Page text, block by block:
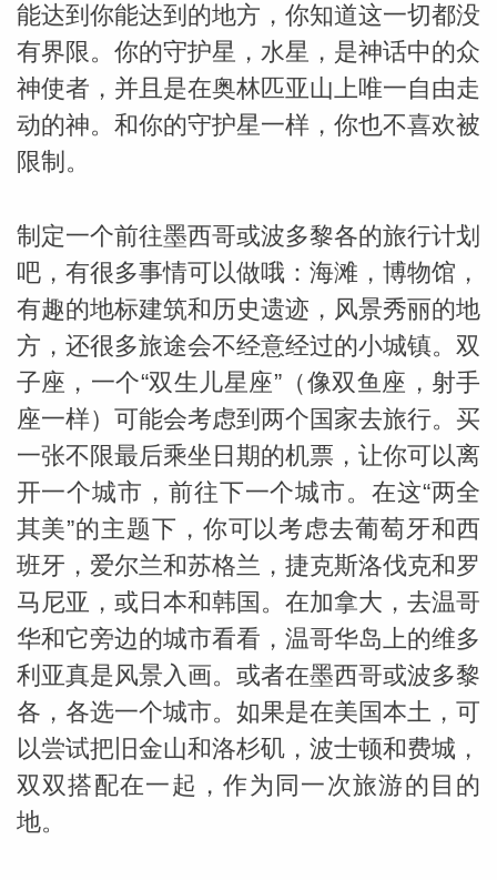
网_苏珊
米勒
能达到你能达到的地方，你知道这一切都没
有界限。你的守护星，水星，是神话中的众
神使者，并且是在奥林匹亚山上唯一自由走
动的神。和你的守护星一样，你也不喜欢被
限制。
制定一个前往墨西哥或波多黎各的旅行计划
吧，有很多事情可以做哦：海滩，博物馆，
有趣的地标建筑和历史遗迹，风景秀丽的地
方，还很多旅途会不经意经过的小城镇。双
子座，一个“双生儿星座”（像双鱼座，射手
座一样）可能会考虑到两个国家去旅行。买
一张不限最后乘坐日期的机票，让你可以离
开一个城市，前往下一个城市。在这“两全
其美”的主题下，你可以考虑去葡萄牙和西
班牙，爱尔兰和苏格兰，捷克斯洛伐克和罗
马尼亚，或日本和韩国。在加拿大，去温哥
华和它旁边的城市看看，温哥华岛上的维多
利亚真是风景入画。或者在墨西哥或波多黎
各，各选一个城市。如果是在美国本土，可
以尝试把旧金山和洛杉矶，波士顿和费城，
双双搭配在一起，作为同一次旅游的目的
地。